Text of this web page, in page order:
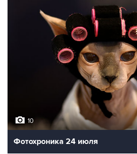
10
Фотохроника 24 июля